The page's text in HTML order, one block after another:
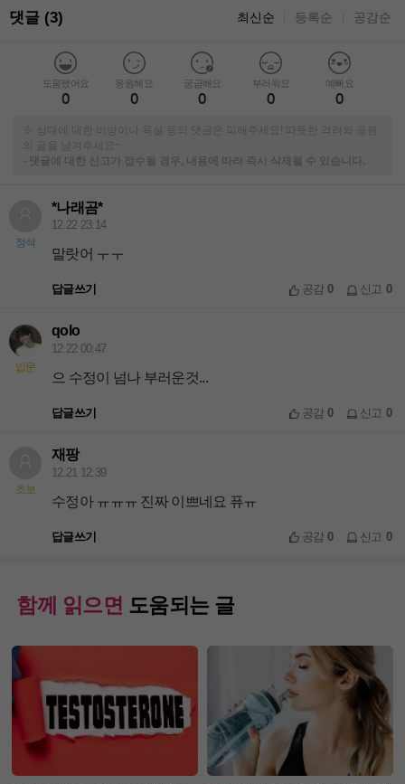
댓글 (3) 최신순 등록순 공감순
도움됐어요
0
응원해요
0
궁금해요
0
부러워요
0
예뻐요
0
※ 상대에 대한 비방이나 욕설 등의 댓글은 피해주세요! 따뜻한 격려와 응원
의 글을 남겨주세요~
-
댓글에 대한 신고가 접수될 경우, 내용에 따라 즉시 삭제될 수 있습니다.
정석
*나래곰*
12.22 23:14
말랏어 ㅜㅜ
답글쓰기 공감0 신고 0
입문
qolo
12.22 00:47
으 수정이 넘나 부러운것...
답글쓰기 공감0 신고 0
초보
재팡
12.21 12:39
수정아 ㅠㅠㅠ 진짜 이쁘네요 퓨ㅠ
답글쓰기 공감0 신고 0
함께 읽으면 도움되는 글